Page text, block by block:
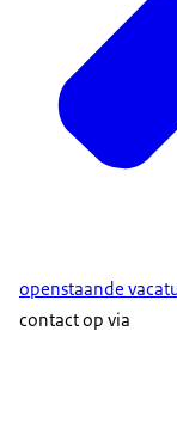
openstaande
contact op via